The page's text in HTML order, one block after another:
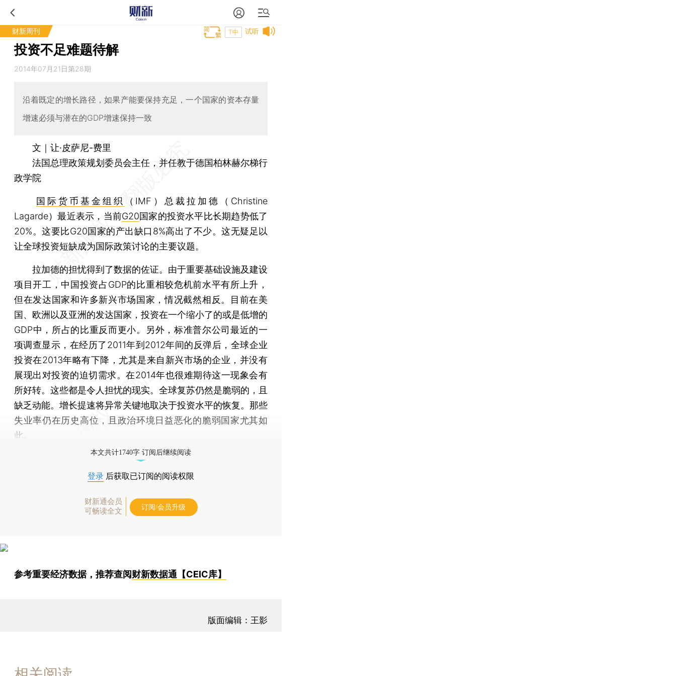
财新周刊 试听
T中
投资不足难题待解
2014年07月21日第28期
沿着既定的增长路径，如果产能要保持充足，一个国家的资本存量
增速必须与潜在的GDP增速保持一致
文｜让·皮萨尼-费里
法国总理政策规划委员会主任，并任教于德国柏林赫尔梯行
政学院
国际货币基金组织
（IMF）总裁拉加德（Christine
Lagarde）最近表示，当前G20国家的投资水平比长期趋势低了
20%。这要比G20国家的产出缺口8%高出了不少。这无疑足以
让全球投资短缺成为国际政策讨论的主要议题。
拉加德的担忧得到了数据的佐证。由于重要基础设施及建设
项目开工，中国投资占GDP的比重相较危机前水平有所上升，
但在发达国家和许多新兴市场国家，情况截然相反。目前在美
国、欧洲以及亚洲的发达国家，投资在一个缩小了的或是低增的
GDP中，所占的比重反而更小。另外，标准普尔公司最近的一
项调查显示，在经历了2011年到2012年间的反弹后，全球企业
投资在2013年略有下降，尤其是来自新兴市场的企业，并没有
展现出对投资的迫切需求。在2014年也很难期待这一现象会有
所好转。这些都是令人担忧的现实。全球复苏仍然是脆弱的，且
缺乏动能。增长提速将异常关键地取决于投资水平的恢复。那些
失业率仍在历史高位，且政治环境日益恶化的脆弱国家尤其如
此。
本文共计1740字 订阅后继续阅读
登录 后获取已订阅的阅读权限
财新通会员
可畅读全文
订阅/会员升级
参考重要经济数据，推荐查阅财新数据通【CEIC库】
版面编辑：王影